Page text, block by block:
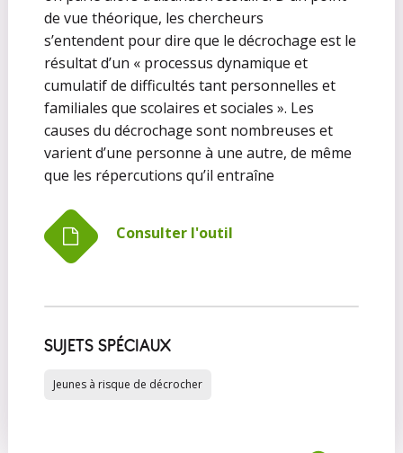
de vue théorique, les chercheurs
s’entendent pour dire que le décrochage est le
résultat d’un « processus dynamique et
cumulatif de difficultés tant personnelles et
familiales que scolaires et sociales ». Les
causes du décrochage sont nombreuses et
varient d’une personne à une autre, de même
que les répercutions qu’il entraîne
Consulter l'outil
SUJETS SPÉCIAUX
Jeunes à risque de décrocher